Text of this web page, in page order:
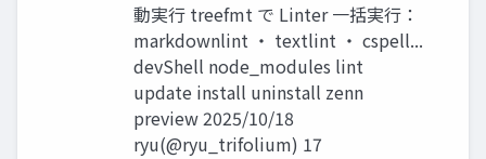
動実行 treefmt で Linter 一括実行：
markdownlint ・ textlint ・ cspell...
devShell node_modules lint
update install uninstall zenn
preview 2025/10/18
ryu(@ryu_trifolium) 17